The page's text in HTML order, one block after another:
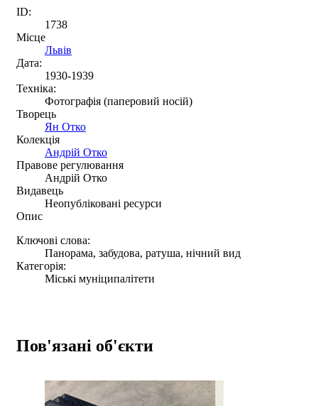
ID:
1738
Місце
Львів
Дата:
1930-1939
Техніка:
Фотографія (паперовий носій)
Творець
Ян Отко
Колекція
Андрій Отко
Правове регулювання
Андрій Отко
Видавець
Неопубліковані ресурси
Опис
Ключові слова:
Панорама, забудова, ратуша, нічний вид
Категорія:
Міські муніципалітети
Пов'язані об'єкти